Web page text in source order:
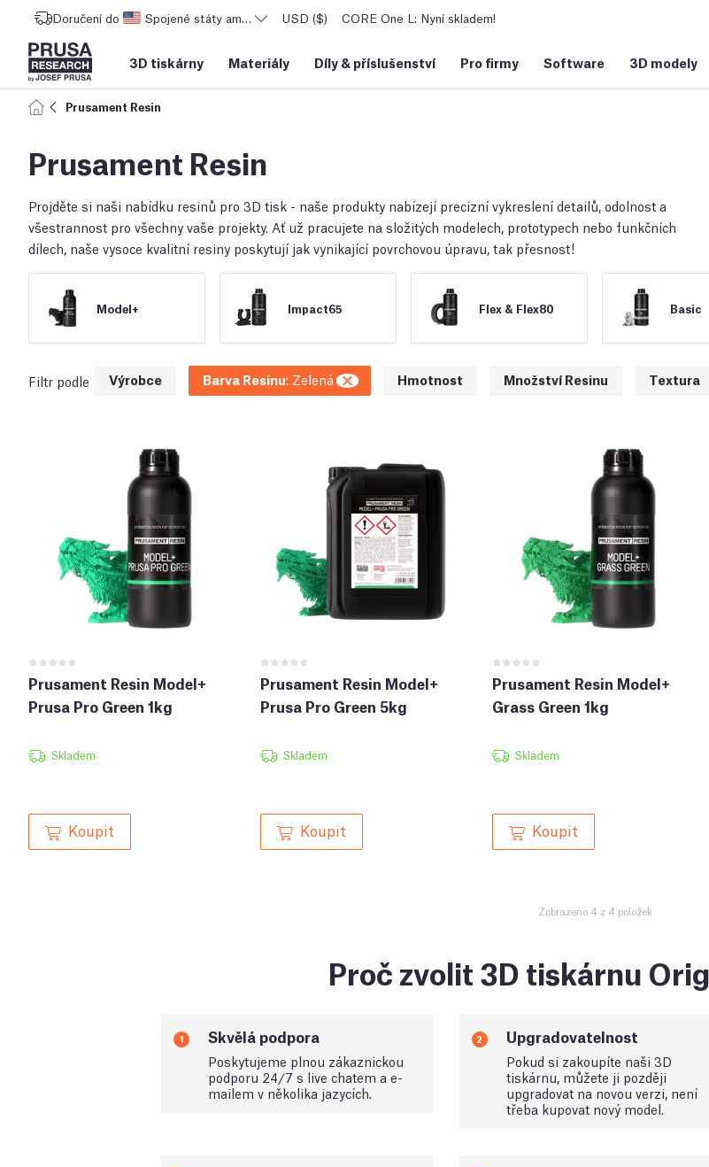
Doručení do Spojené státy americké USD ($) CORE One L: Nyní skladem!
3D tiskárny Materiály Díly & příslušenství Pro firmy Software 3D modely
Prusament Resin
Prusament Resin
Projděte si naši nabídku resinů pro 3D tisk - naše produkty nabízejí precizní vykreslení detailů, odolnost a
všestrannost pro všechny vaše projekty. Ať už pracujete na složitých modelech, prototypech nebo funkčních
dílech, naše vysoce kvalitní resiny poskytují jak vynikající povrchovou úpravu, tak přesnost!
Model+ Impact65 Flex & Flex80 Basic
Filtr podle Výrobce Barva Resinu: Zelená Hmotnost Množství Resinu Textura
Prusament Resin Model+
Prusa Pro Green 1kg
Skladem
Koupit
Prusament Resin Model+
Prusa Pro Green 5kg
Skladem
Koupit
Prusament Resin Model+
Grass Green 1kg
Skladem
Koupit
Zobrazeno 4 z 4 položek
Proč zvolit 3D tiskárnu
1 Skvělá podpora
Poskytujeme plnou zákaznickou
podporu 24/7 s live chatem a e-
mailem v několika jazycích.
2 Upgradovatelnost
Pokud si zakoupíte naši 3D
tiskárnu, můžete ji později
upgradovat na novou verzi, není
třeba kupovat nový model.